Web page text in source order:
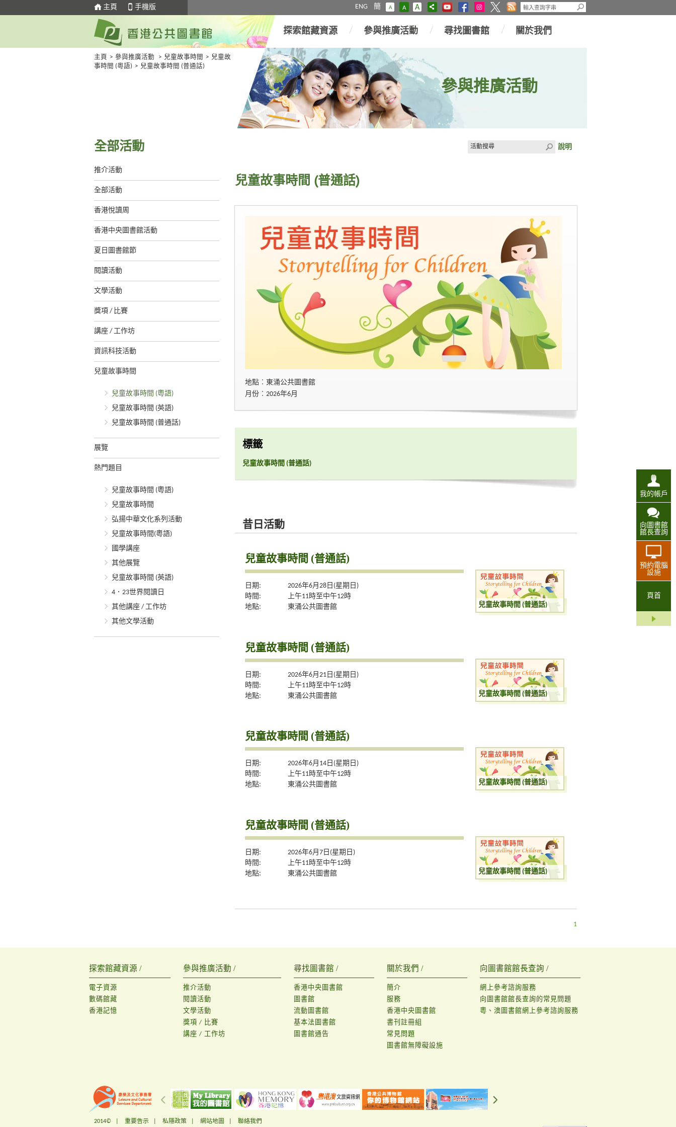
主頁 手機版 ENG 簡 A A A
我的帳戶
向圖書館
館長查詢
預約電腦
設施
頁首
探索館藏資源 參與推廣活動 尋找圖書館 關於我們
主頁 > 參與推廣活動 > 兒童故事時間 > 兒童故
事時間 (粵語) > 兒童故事時間 (普通話)
參與推廣活動
全部活動
推介活動
全部活動
香港悅讀周
香港中央圖書館活動
夏日圖書館節
閱讀活動
文學活動
獎項 / 比賽
講座 / 工作坊
資訊科技活動
兒童故事時間
兒童故事時間 (粵語)
兒童故事時間 (英語)
兒童故事時間 (普通話)
展覽
熱門題目
兒童故事時間 (粵語)
兒童故事時間
弘揚中華文化系列活動
兒童故事時間(粵語)
國學講座
其他展覽
兒童故事時間 (英語)
4．23世界閱讀日
其他講座 / 工作坊
其他文學活動
說明
兒童故事時間 (普通話)
地點︰東涌公共圖書館
月份︰2026年6月
標籤
兒童故事時間 (普通話)
昔日活動
兒童故事時間 (普通話)
日期:
2026年6月28日(星期日)
時間:
上午11時至中午12時
地點:
東涌公共圖書館 兒童故事時間 (普通話)
兒童故事時間 (普通話)
日期:
2026年6月21日(星期日)
時間:
上午11時至中午12時
地點:
東涌公共圖書館 兒童故事時間 (普通話)
兒童故事時間 (普通話)
日期:
2026年6月14日(星期日)
時間:
上午11時至中午12時
地點:
東涌公共圖書館 兒童故事時間 (普通話)
兒童故事時間 (普通話)
日期:
2026年6月7日(星期日)
時間:
上午11時至中午12時
地點:
東涌公共圖書館 兒童故事時間 (普通話)
1
探索館藏資源 /
電子資源
數碼館藏
香港記憶
參與推廣活動 /
推介活動
閱讀活動
文學活動
獎項 / 比賽
講座 / 工作坊
尋找圖書館 /
香港中央圖書館
圖書館
流動圖書館
基本法圖書館
圖書館通告
關於我們 /
簡介
服務
香港中央圖書館
書刊註冊組
常見問題
圖書館無障礙設施
向圖書館館長查詢 /
網上參考諮詢服務
向圖書館館長查詢的常見問題
粵、澳圖書館網上參考諮詢服務
2014© | 重要告示 私隱政策 網站地圖 聯絡我們